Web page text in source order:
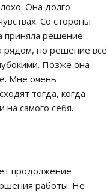
Она долго
Со стороны
приняла решение
рядом, но решение всё
Позже она
Мне очень
тогда, когда
самого себя.
продолжение
работы. Не